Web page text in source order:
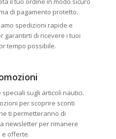
di pagamento protetto.
spedizioni rapide e
garantirti di ricevere i tuoi
tempo possibile.
sugli articoli nautici.
per scoprire sconti
ti permetteranno di
newsletter per rimanere
e offerte.